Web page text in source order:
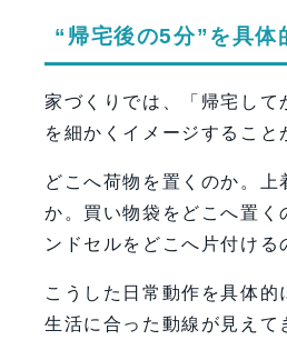
“帰宅後の5分”を具体
家づくりでは、「帰宅して
を細かくイメージすること
どこへ荷物を置くのか。上
か。買い物袋をどこへ置く
ンドセルをどこへ片付ける
こうした日常動作を具体的
生活に合った動線が見えて